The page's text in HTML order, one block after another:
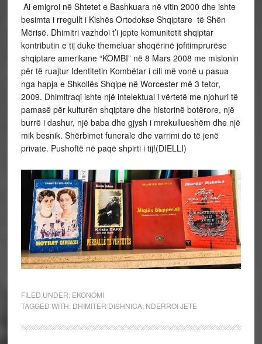
Ai emigroi në Shtetet e Bashkuara në vitin 2000 dhe ishte
besimta i rregullt i Kishës Ortodokse Shqiptare të Shën
Mërisë. Dhimitri vazhdoi t’i jepte komunitetit shqiptar
kontributin e tij duke themeluar shoqërinë jofitimprurëse
shqiptare amerikane “KOMBI” në 8 Mars 2008 me misionin
për të ruajtur Identitetin Kombëtar i cili më vonë u pasua
nga hapja e Shkollës Shqipe në Worcester më 3 tetor,
2009. Dhimitraqi ishte një intelektual i vërtetë me njohuri të
pamasë për kulturën shqiptare dhe historinë botërore, një
burrë i dashur, një baba dhe gjysh i mrekullueshëm dhe një
mik besnik. Shërbimet funerale dhe varrimi do të jenë
private. Pushoftë në paqë shpirti i tij!(DIELLI)
FILED UNDER: EKONOMI
TAGGED WITH: DHIMITER DISHNICA, NDERROI JETE